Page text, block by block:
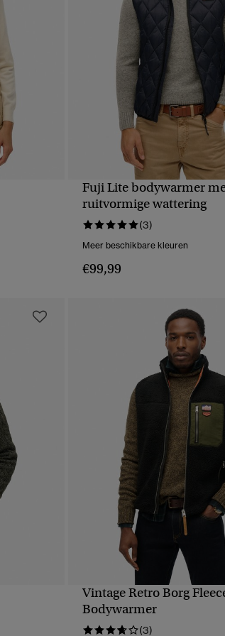
SNELLE
Fuji Lite bodywarmer
ruitvormige wattering
(3)
Meer beschikbare kleuren
€99,99
SNELLE
Vintage Retro Borg
Bodywarmer
(3)